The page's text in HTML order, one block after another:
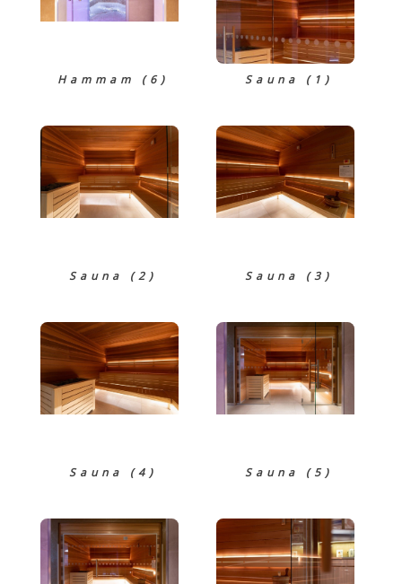
Hammam (6) Sauna (1)
Sauna (2) Sauna (3)
Sauna (4) Sauna (5)